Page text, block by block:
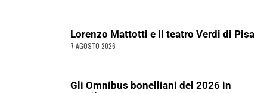
Lorenzo Mattotti e il teatro Verdi di Pisa
7 AGOSTO 2026
Gli Omnibus bonelliani del 2026 in